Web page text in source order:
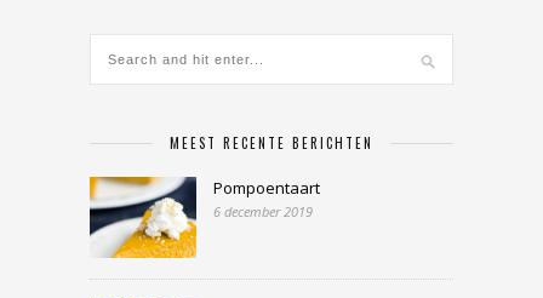
MEEST RECENTE BERICHTEN
Pompoentaart
6 december 2019